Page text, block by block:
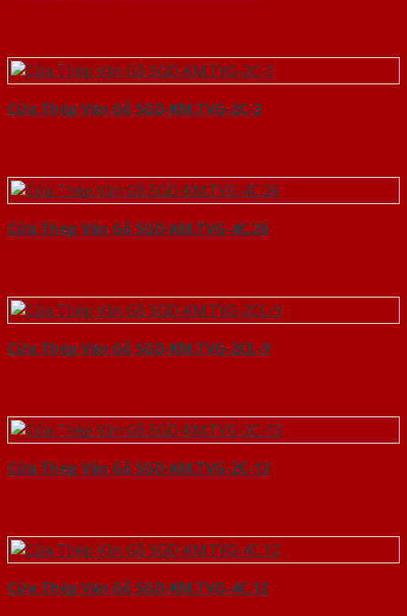
Cửa Thép Vân Gỗ SGD-KM.TVG-2C-3
Cửa Thép Vân Gỗ SGD-KM.TVG-4C.26
Cửa Thép Vân Gỗ SGD-KM.TVG-2CL-9
Cửa Thép Vân Gỗ SGD-KM.TVG-2C-13
Cửa Thép Vân Gỗ SGD-KM.TVG-4C.12